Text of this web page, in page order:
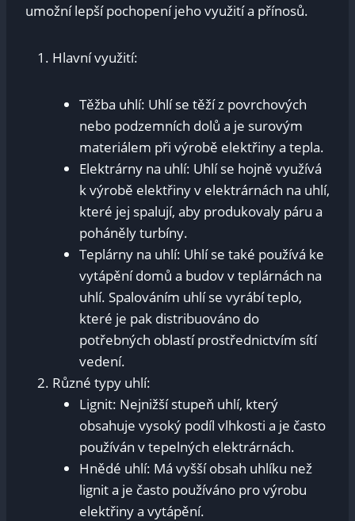
umožní lepší pochopení jeho využití a přínosů.
Hlavní využití:
Těžba uhlí: Uhlí se těží z povrchových
nebo podzemních dolů a je surovým
materiálem při výrobě elektřiny a tepla.
Elektrárny na uhlí: Uhlí se hojně využívá
k výrobě elektřiny v elektrárnách na uhlí,
které jej spalují, aby produkovaly páru a
poháněly turbíny.
Teplárny na uhlí: Uhlí se také používá ke
vytápění domů a budov v teplárnách na
uhlí. Spalováním uhlí se vyrábí teplo,
které je pak distribuováno do
potřebných oblastí prostřednictvím sítí
vedení.
Různé typy uhlí:
Lignit: Nejnižší stupeň uhlí, který
obsahuje vysoký podíl vlhkosti a je často
používán v tepelných elektrárnách.
Hnědé uhlí: Má vyšší obsah uhlíku než
lignit a je často používáno pro výrobu
elektřiny a vytápění.